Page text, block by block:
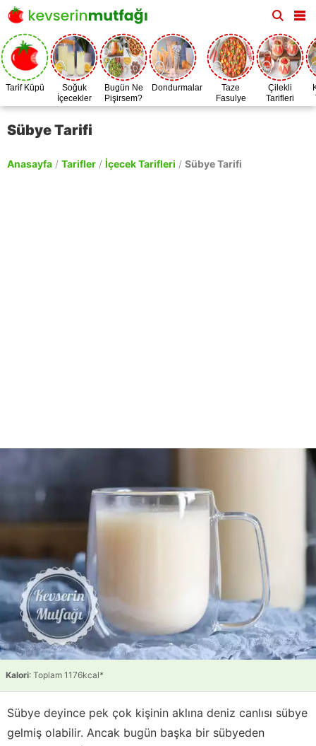
Tarif Küpü
Soğuk
İçecekler
Bugün Ne
Pişirsem?
Dondurmalar
Taze
Fasulye
Zamanı
Çilekli
Tarifleri
Sübye Tarifi
Anasayfa / Tarifler / İçecek Tarifleri / Sübye Tarifi
Kalori: Toplam 1176kcal*
Sübye deyince pek çok kişinin aklına deniz canlısı sübye
gelmiş olabilir. Ancak bugün başka bir sübyeden